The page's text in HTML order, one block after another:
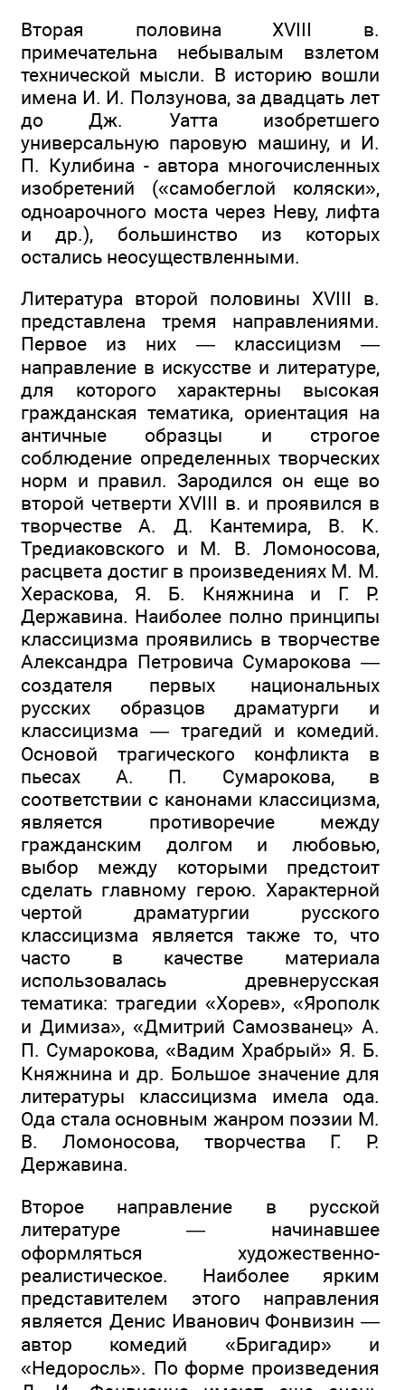
Вторая половина XVIII в.
примечательна небывалым взлетом
технической мысли. В историю вошли
имена И. И. Ползунова, за двадцать лет
до Дж. Уатта изобретшего
универсальную паровую машину, и И.
П. Кулибина - автора многочисленных
изобретений («самобеглой коляски»,
одноарочного моста через Неву, лифта
и др.), большинство из которых
остались неосуществленными.
Литература второй половины XVIII в.
представлена тремя направлениями.
Первое из них — классицизм —
направление в искусстве и литературе,
для которого характерны высокая
гражданская тематика, ориентация на
античные образцы и строгое
соблюдение определенных творческих
норм и правил. Зародился он еще во
второй четверти XVIII в. и проявился в
творчестве А. Д. Кантемира, В. К.
Тредиаковского и М. В. Ломоносова,
расцвета достиг в произведениях М. М.
Хераскова, Я. Б. Княжнина и Г. Р.
Державина. Наиболее полно принципы
классицизма проявились в творчестве
Александра Петровича Сумарокова —
создателя первых национальных
русских образцов драматурги и
классицизма — трагедий и комедий.
Основой трагического конфликта в
пьесах А. П. Сумарокова, в
соответствии с канонами классицизма,
является противоречие между
гражданским долгом и любовью,
выбор между которыми предстоит
сделать главному герою. Характерной
чертой драматургии русского
классицизма является также то, что
часто в качестве материала
использовалась древнерусская
тематика: трагедии «Хорев», «Ярополк
и Димиза», «Дмитрий Самозванец» А.
П. Сумарокова, «Вадим Храбрый» Я. Б.
Княжнина и др. Большое значение для
литературы классицизма имела ода.
Ода стала основным жанром поэзии М.
В. Ломоносова, творчества Г. Р.
Державина.
Второе направление в русской
литературе — начинавшее
оформляться художественно-
реалистическое. Наиболее ярким
представителем этого направления
является Денис Иванович Фонвизин —
автор комедий «Бригадир» и
«Недоросль». По форме произведения